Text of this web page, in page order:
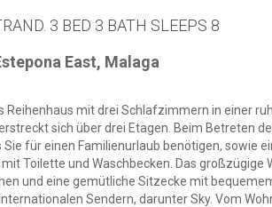
3 BED 3 BATH SLEEPS 8
East, Malaga
Reihenhaus mit drei Schlafzimmern in einer
sich über drei Etagen. Beim Betreten
für einen Familienurlaub benötigen, sowie
mit Toilette und Waschbecken. Das
und eine gemütliche Sitzecke mit
Sendern, darunter Sky. Vom